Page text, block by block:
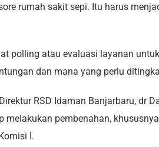
rumah sakit sepi. Itu harus
polling atau evaluasi layanan
dan mana yang perlu
RSD Idaman Banjarbaru, dr
pembenahan,
I.